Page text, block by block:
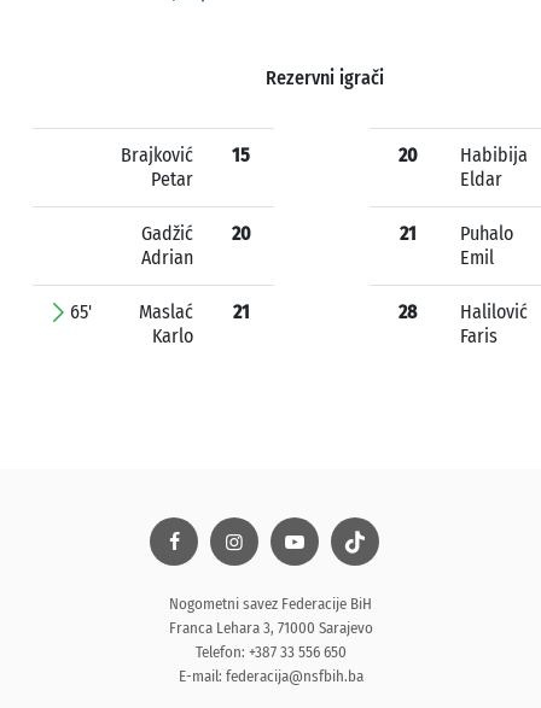
Rezervni igrači
Brajković
Petar
15
Gadžić
Adrian
20
65'
Maslać
Karlo
21
20
Habibija
Eldar
21
Puhalo
Emil
28
Halilović
Faris
Nogometni savez Federacije BiH
Franca Lehara 3, 71000 Sarajevo
Telefon: +387 33 556 650
E-mail: federacija@nsfbih.ba